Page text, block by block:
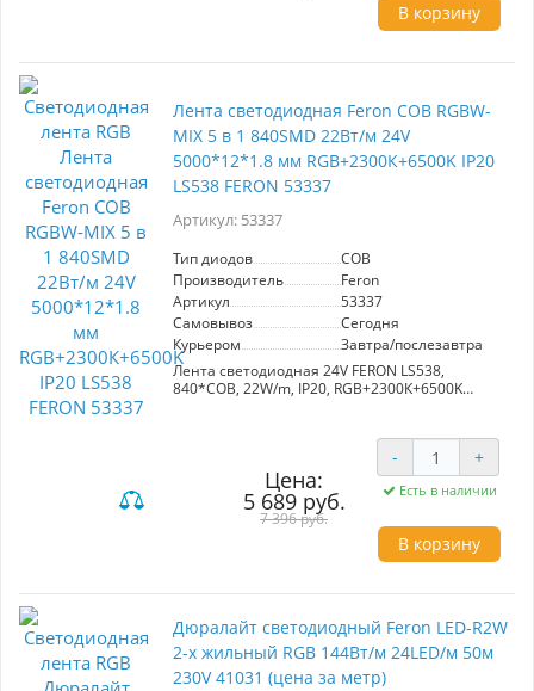
В корзину
Лента светодиодная Feron COB RGBW-
MIX 5 в 1 840SMD 22Вт/м 24V
5000*12*1.8 мм RGB+2300К+6500K IP20
LS538 FERON 53337
Артикул: 53337
Тип диодов
COB
Производитель
Feron
Артикул
53337
Самовывоз
Сегодня
Курьером
Завтра/послезавтра
Лента светодиодная 24V FERON LS538,
840*COB, 22W/m, IP20, RGB+2300К+6500K
Цена:
5 689 руб.
7 396 руб.
- +
Есть в наличии
В корзину
Дюралайт светодиодный Feron LED-R2W
2-х жильный RGB 144Вт/м 24LED/м 50м
230V 41031 (цена за метр)